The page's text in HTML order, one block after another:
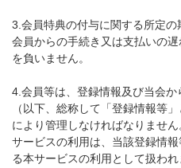
3.会員特典の付与に関する所定
会員からの手続き又は支払いの
を負いません。
4.会員等は、登録情報及び当会
（以下、総称して「登録情報等
により管理しなければなりませ
サービスの利用は、当該登録情
る本サービスの利用として扱わ